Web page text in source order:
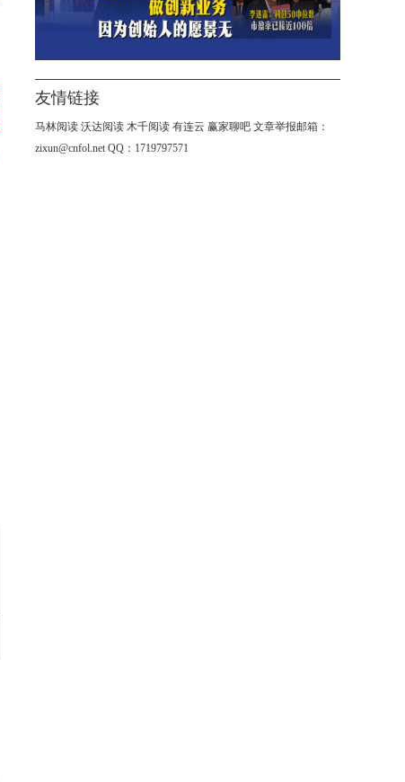
李迅雷：科创50中位数市盈率
已接近100倍
友情链接
马林阅读 沃达阅读 木千阅读 有连云 赢家聊吧 文章举报邮箱：
zixun@cnfol.net QQ：1719797571